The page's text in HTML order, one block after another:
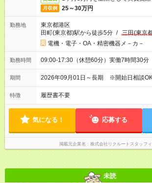
月収例 25～30万円
勤務地
東京都港区
田町(東京都)駅から徒歩5分 / 三田(東京
電機・電子・OA・精密機器メ－カ－
勤務時間 09:00-17:30（休憩60分）実働7時間30分
期間 2026年09月01日～長期 ※開始日相談
特徴 履歴書不要
気になる！ 応募する
掲載元企業名 株式会社リクルートスタッフ
未読